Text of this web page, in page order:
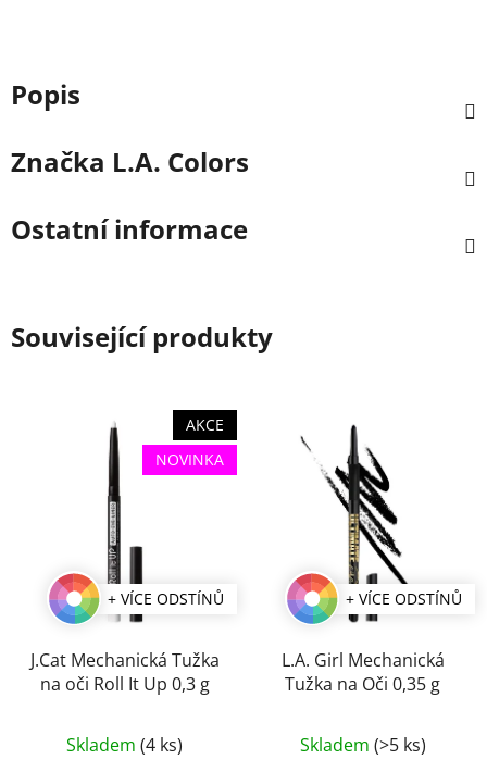
Popis
Značka L.A. Colors
Ostatní informace
Související produkty
AKCE
NOVINKA
+ VÍCE ODSTÍNŮ
J.Cat Mechanická Tužka
na oči Roll It Up 0,3 g
hodnocení
Skladem (4 ks)
+ VÍCE ODSTÍNŮ
L.A. Girl Mechanická
Tužka na Oči 0,35 g
hodnocení
Skladem (>5 ks)